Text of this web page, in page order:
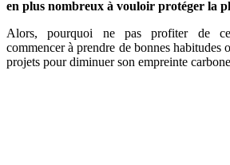
en plus nombreux à vouloir protéger la
Alors, pourquoi ne pas profiter de
commencer à prendre de bonnes habitudes
projets pour diminuer son empreinte